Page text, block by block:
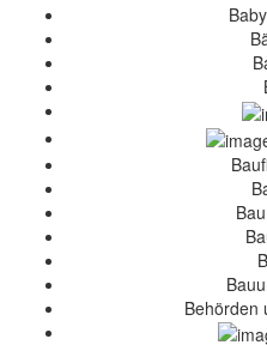
Behörden